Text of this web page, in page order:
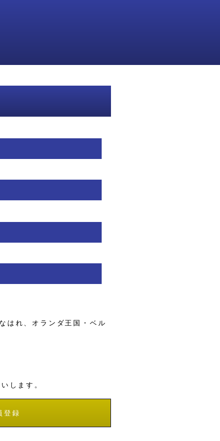
はれ、オランダ王国・ベル
します。
登録